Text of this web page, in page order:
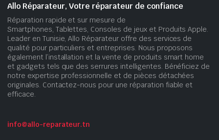
Allo Réparateur, Votre réparateur de confiance
Réparation rapide et sur mesure de
Smartphones, Tablettes, Consoles de jeux et Produits Apple.
Leader en Tunisie, Allo Réparateur offre des services de
qualité pour particuliers et entreprises. Nous proposons
également l’installation et la vente de produits smart home
et gadgets tels que des serrures intelligentes. Bénéficiez de
notre expertise professionnelle et de pièces détachées
originales. Contactez-nous pour une réparation fiable et
efficace.
info@allo-reparateur.tn